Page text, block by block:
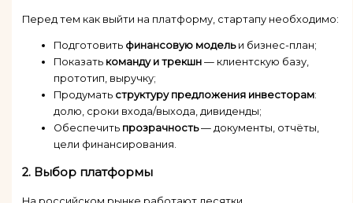
Перед тем как выйти на платформу, стартапу необходимо:
Подготовить финансовую модельи бизнес-план;
Показать команду и трекшн— клиентскую базу,
прототип, выручку;
Продумать структуру предложения инвесторам:
долю, сроки входа/выхода, дивиденды;
Обеспечить прозрачность— документы, отчёты,
цели финансирования.
2. Выбор платформы